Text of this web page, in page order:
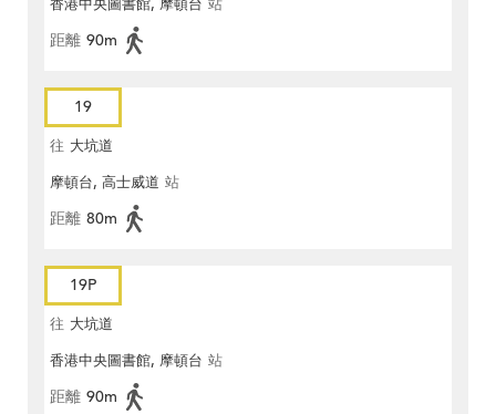
香港中央圖書館, 摩頓台 站
距離 90m
19
往 大坑道
摩頓台, 高士威道 站
距離 80m
19P
往 大坑道
香港中央圖書館, 摩頓台 站
距離 90m